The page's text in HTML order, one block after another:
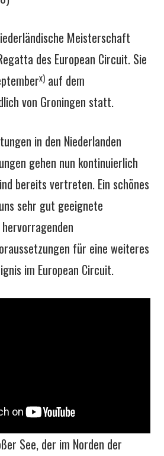
Meisterschaft
des European Circuit. Sie
x) auf dem
von Groningen statt.
in den Niederlanden
gehen nun kontinuierlich
bereits vertreten. Ein schönes
sehr gut geeignete
für eine weiteres
im European Circuit.
See, der im Norden der